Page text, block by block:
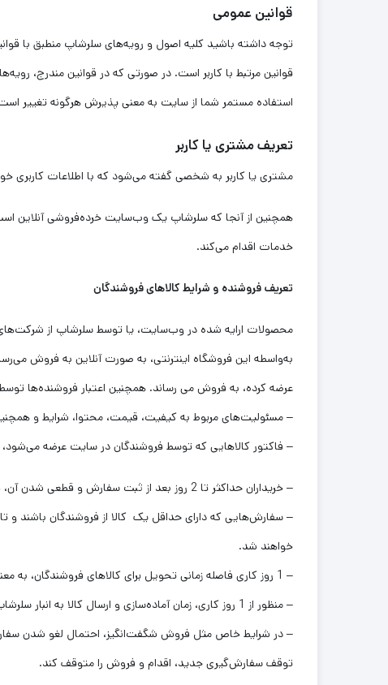
قوانین عمومی
توجه داشته باشید کلیه اصول و رویه‏‌های سلرشاپ منطبق با
قوانین مرتبط با کاربر است. در صورتی که در قوانین مندرج،
استفاده مستمر شما از سایت به معنی پذیرش هرگونه تغییر
تعریف مشتری یا کاربر
مشتری یا کاربر به شخصی گفته می‌شود که با اطلاعات کاربری
همچنین از آنجا که سلرشاپ یک وب‌سایت خرده‌فروشی آنلاین
خدمات اقدام می‌کند.
تعریف فروشنده و شرایط کالاهای فروشندگان
محصولات ارایه شده در وب‌سایت، یا توسط سلرشاپ از شرکت‌های
به‌واسطه این فروشگاه اینترنتی، به صورت آنلاین به فروش
عرضه کرده، به فروش می رساند. همچنین اعتبار فروشنده‌ها
– مسئولیت‌های مربوط به کیفیت، قیمت، محتوا، شرایط و
– فاکتور کالاهایی که توسط فروشندگان در سایت عرضه
– خریداران حداکثر تا 2 روز بعد از ثبت سفارش و قطعی شدن آن، فرصت دارند درخواست ارسال فاکتور را ثبت کنند.
خواهند شد.
– 1 روز کاری فاصله زمانی تحویل برای کالاهای فروشندگان، به معنای این است که در صورت خرید کالای فروشندگان ، شروع پردازش سفارش حداکثر 1 روز پس از زمان سفارش‌گذاری در سلرشاپ است.
– منظور از 1 روز کاری، زمان آماده‌سازی و ارسال کالا به انبار سلرشاپ توسط فروشنده است، که امکان دارد این زمان بسته به نوع کالا تغییر یابد.
– در شرایط خاص مثل فروش شگفت‌انگیز، احتمال لغو شدن
توقف سفارش‌‏گیری جدید، اقدام و فروش را متوقف کند.